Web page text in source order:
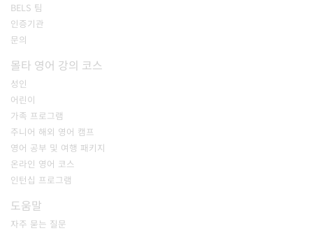
BELS 팀
인증기관
문의
몰타 영어 강의 코스
성인
어린이
가족 프로그램
주니어 해외 영어 캠프
영어 공부 및 여행 패키지
온라인 영어 코스
인턴십 프로그램
도움말
자주 묻는 질문